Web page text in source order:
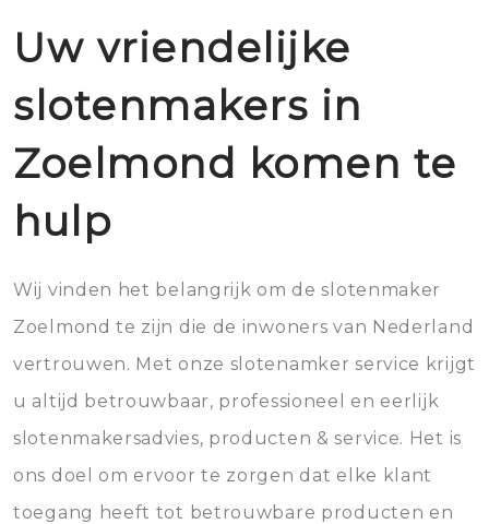
Uw vriendelijke
slotenmakers in
Zoelmond komen te
hulp
Wij vinden het belangrijk om de slotenmaker
Zoelmond te zijn die de inwoners van Nederland
vertrouwen. Met onze slotenamker service krijgt
u altijd betrouwbaar, professioneel en eerlijk
slotenmakersadvies, producten & service. Het is
ons doel om ervoor te zorgen dat elke klant
toegang heeft tot betrouwbare producten en